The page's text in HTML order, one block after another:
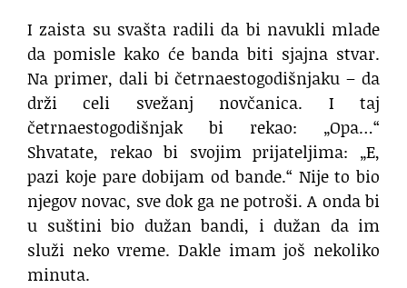
I zaista su svašta radili da bi navukli mlade
da pomisle kako će banda biti sjajna stvar.
Na primer, dali bi četrnaestogodišnjaku – da
drži celi svežanj novčanica. I taj
četrnaestogodišnjak bi rekao: „Opa…“
Shvatate, rekao bi svojim prijateljima: „E,
pazi koje pare dobijam od bande.“ Nije to bio
njegov novac, sve dok ga ne potroši. A onda bi
u suštini bio dužan bandi, i dužan da im
služi neko vreme. Dakle imam još nekoliko
minuta.